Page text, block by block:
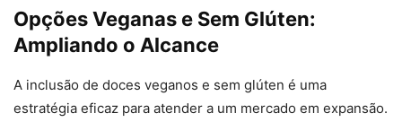
Opções Veganas e Sem Glúten:
Ampliando o Alcance
A inclusão de doces veganos e sem glúten é uma
estratégia eficaz para atender a um mercado em expansão.